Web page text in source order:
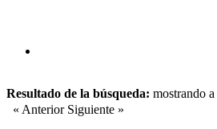
Resultado de la búsqueda: mostrando a
« Anterior Siguiente »